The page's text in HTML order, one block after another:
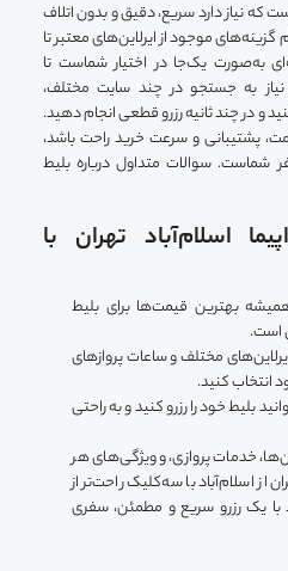
که نیاز دارد سریع، دقیق و بدون اتلاف
موجود از ایرلاین‌های معتبر تا
به‌صورت یک‌جا در اختیار شماست تا
به جستجو در چند سایت مختلف،
و در چند ثانیه رزرو قطعی انجام دهید.
پشتیبانی و سرعت خرید راحت باشد،
سوالات متداول درباره بلیط
اسلام‌آباد تهران با
بهترین قیمت‌ها برای بلیط
است.
مختلف و ساعات پروازهای
انتخاب کنید.
بلیط خود را رزرو کنید و به راحتی
خدمات پروازی، و ویژگی‌های هر
از اسلام‌آباد با سه‌کلیک راحت‌تر از
یک رزرو سریع و مطمئن، سفری